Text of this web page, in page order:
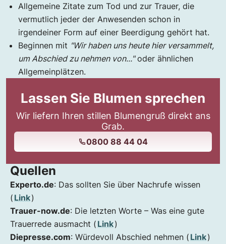
Allgemeine Zitate zum Tod und zur Trauer, die
vermutlich jeder der Anwesenden schon in
irgendeiner Form auf einer Beerdigung gehört hat.
Beginnen mit "Wir haben uns heute hier versammelt,
um Abschied zu nehmen von..."oder ähnlichen
Allgemeinplätzen.
Lassen Sie Blumen sprechen
Wir liefern Ihren stillen Blumengruß direkt ans
Grab.
0800 88 44 04
Quellen
Experto.de: Das sollten Sie über Nachrufe wissen
( Link)
Trauer-now.de: Die letzten Worte – Was eine gute
Trauerrede ausmacht ( Link)
Diepresse.com: Würdevoll Abschied nehmen ( Link)